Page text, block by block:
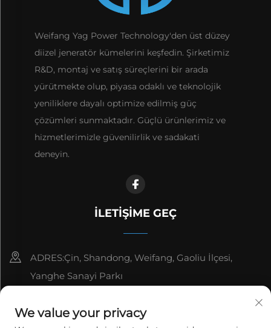
Weifang Yag Power Technology'den üst düzey
diizel jeneratör kümelerini keşfedin. Şirketimiz
R&D, montaj ve satış süreçlerini bir arada
yürütmekte olup, piyasa odaklı ve teknolojik
yeniliklere dayalı optimize edilmiş güç
çözümleri sunmaktadır. Güçlü ürünlerimiz ve
hizmetlerimizle güvenilirlik ve sadakati
deneyin.
İLETIŞIME GEÇ
ADRES:Çin, Shandong, Weifang, Gaoliu İlçesi,
Yanghe Sanayi Parkı
We value your privacy